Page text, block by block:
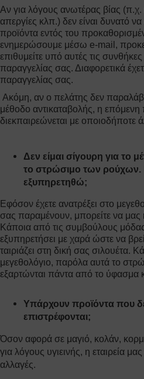
Αν για λόγους ανωτέρας βίας (π.χ.
απεργίες κλπ.) δεν είναι δυνατό
προϊόντα εντός του
ενημερώσουμε μέσω e-mail,
επιθυμείτε υπό αυτές τις
παραγγελίας σας. Διαφορετικά
παραγγελίας σας.
Ακόμη, αν ο πελάτης δεν
μέθοδο αντικαταβολής, η επόμενη
διεκπαιρεώνεται με
Δεν είμαι σίγουρη για το
το στρώσιμο των
εξυπηρετηθώ;
Εφόσον έχετε ανατρέξει στο
σας παραμένουν, μπορείτε να
Κάποια από τις συμβούλους
εξυπηρετήσει με χαρά ώστε να
ταιριάζει στη δική σας σιλουέτα.
μεγεθολόγιο, παρόλα αυτά το
εξαρτώνται πάντα από το ύφασμα
Υπάρχουν προϊόντα που
επιστρέφονται;
Όσον αφορά σε μαγιό, κολάν,
για λόγους υγιεινής, η εταιρεία
αλλαγές.